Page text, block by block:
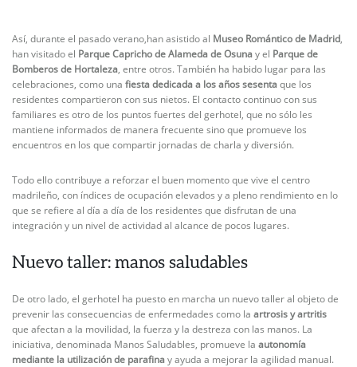
Así, durante el pasado verano,han asistido al Museo Romántico de Madrid,
han visitado el Parque Capricho de Alameda de Osunay el Parque de
Bomberos de Hortaleza, entre otros. También ha habido lugar para las
celebraciones, como una fiesta dedicada a los años sesentaque los
residentes compartieron con sus nietos. El contacto continuo con sus
familiares es otro de los puntos fuertes del gerhotel, que no sólo les
mantiene informados de manera frecuente sino que promueve los
encuentros en los que compartir jornadas de charla y diversión.
Todo ello contribuye a reforzar el buen momento que vive el centro
madrileño, con índices de ocupación elevados y a pleno rendimiento en lo
que se refiere al día a día de los residentes que disfrutan de una
integración y un nivel de actividad al alcance de pocos lugares.
Nuevo taller: manos saludables
De otro lado, el gerhotel ha puesto en marcha un nuevo taller al objeto de
prevenir las consecuencias de enfermedades como la artrosis y artritis
que afectan a la movilidad, la fuerza y la destreza con las manos. La
iniciativa, denominada Manos Saludables, promueve la autonomía
mediante la utilización de parafinay ayuda a mejorar la agilidad manual.